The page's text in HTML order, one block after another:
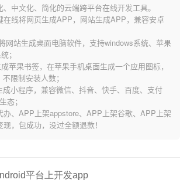
中文化、简化的云端跨平台在线开发工具。
线将网页生成APP，网站生成APP，兼容安卓
网站生成桌面电脑软件，支持windows系统、苹果
；
苹果书签，在苹果手机桌面生成一个应用图标，
限制安装人数；
小程序，兼容微信、抖音、快手、百度、支付
态；
、APP上架appstore、APP上架谷歌、APP上架
，包成功，没过全额退款！
平台上开发app